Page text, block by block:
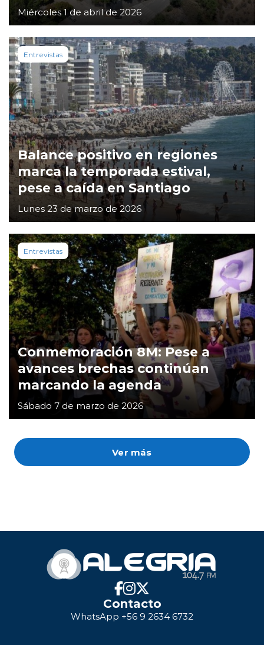
Ver más
Miércoles 1 de abril de 2026
Entrevistas
Balance positivo en regiones
marca la temporada estival,
pese a caída en Santiago
Lunes 23 de marzo de 2026
Entrevistas
Conmemoración 8M: Pese a
avances brechas continúan
marcando la agenda
Sábado 7 de marzo de 2026
Contacto
WhatsApp +56 9 2634 6732